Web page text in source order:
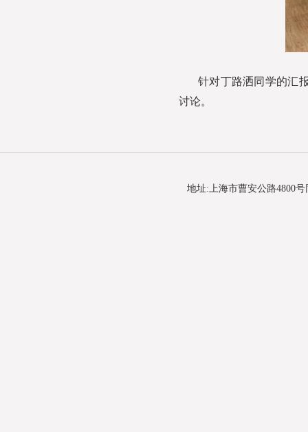
针对丁路洒同学的汇
讨论。
地址:上海市曹安公路4800